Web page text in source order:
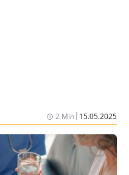
2 Min| 15.05.2025